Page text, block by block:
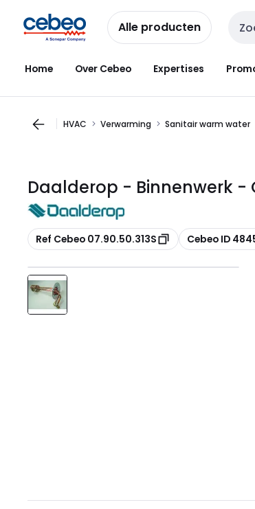
naar
navigatie
naar
inhoud
Alle producten
Home Over Cebeo Expertises
HVAC Verwarming Sanitair warm water
Daalderop - Binnenwerk -
Kopiëren
Ref Cebeo 07.90.50.313S Kopiëren
Cebeo ID